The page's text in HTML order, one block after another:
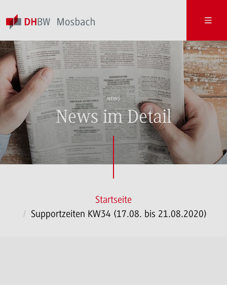
NEWS
News im Detail
Startseite
Supportzeiten KW34 (17.08. bis 21.08.2020)